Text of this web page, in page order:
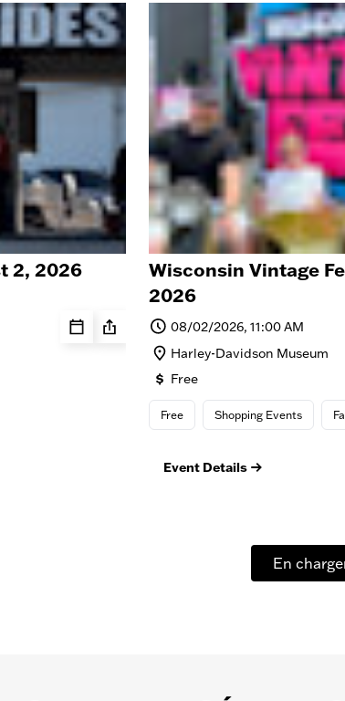
2, 2026
Wisconsin Vintage
2026
08/02/2026, 11:00 AM
Harley-Davidson Museum
Free
Free Shopping Events
Event Details
En